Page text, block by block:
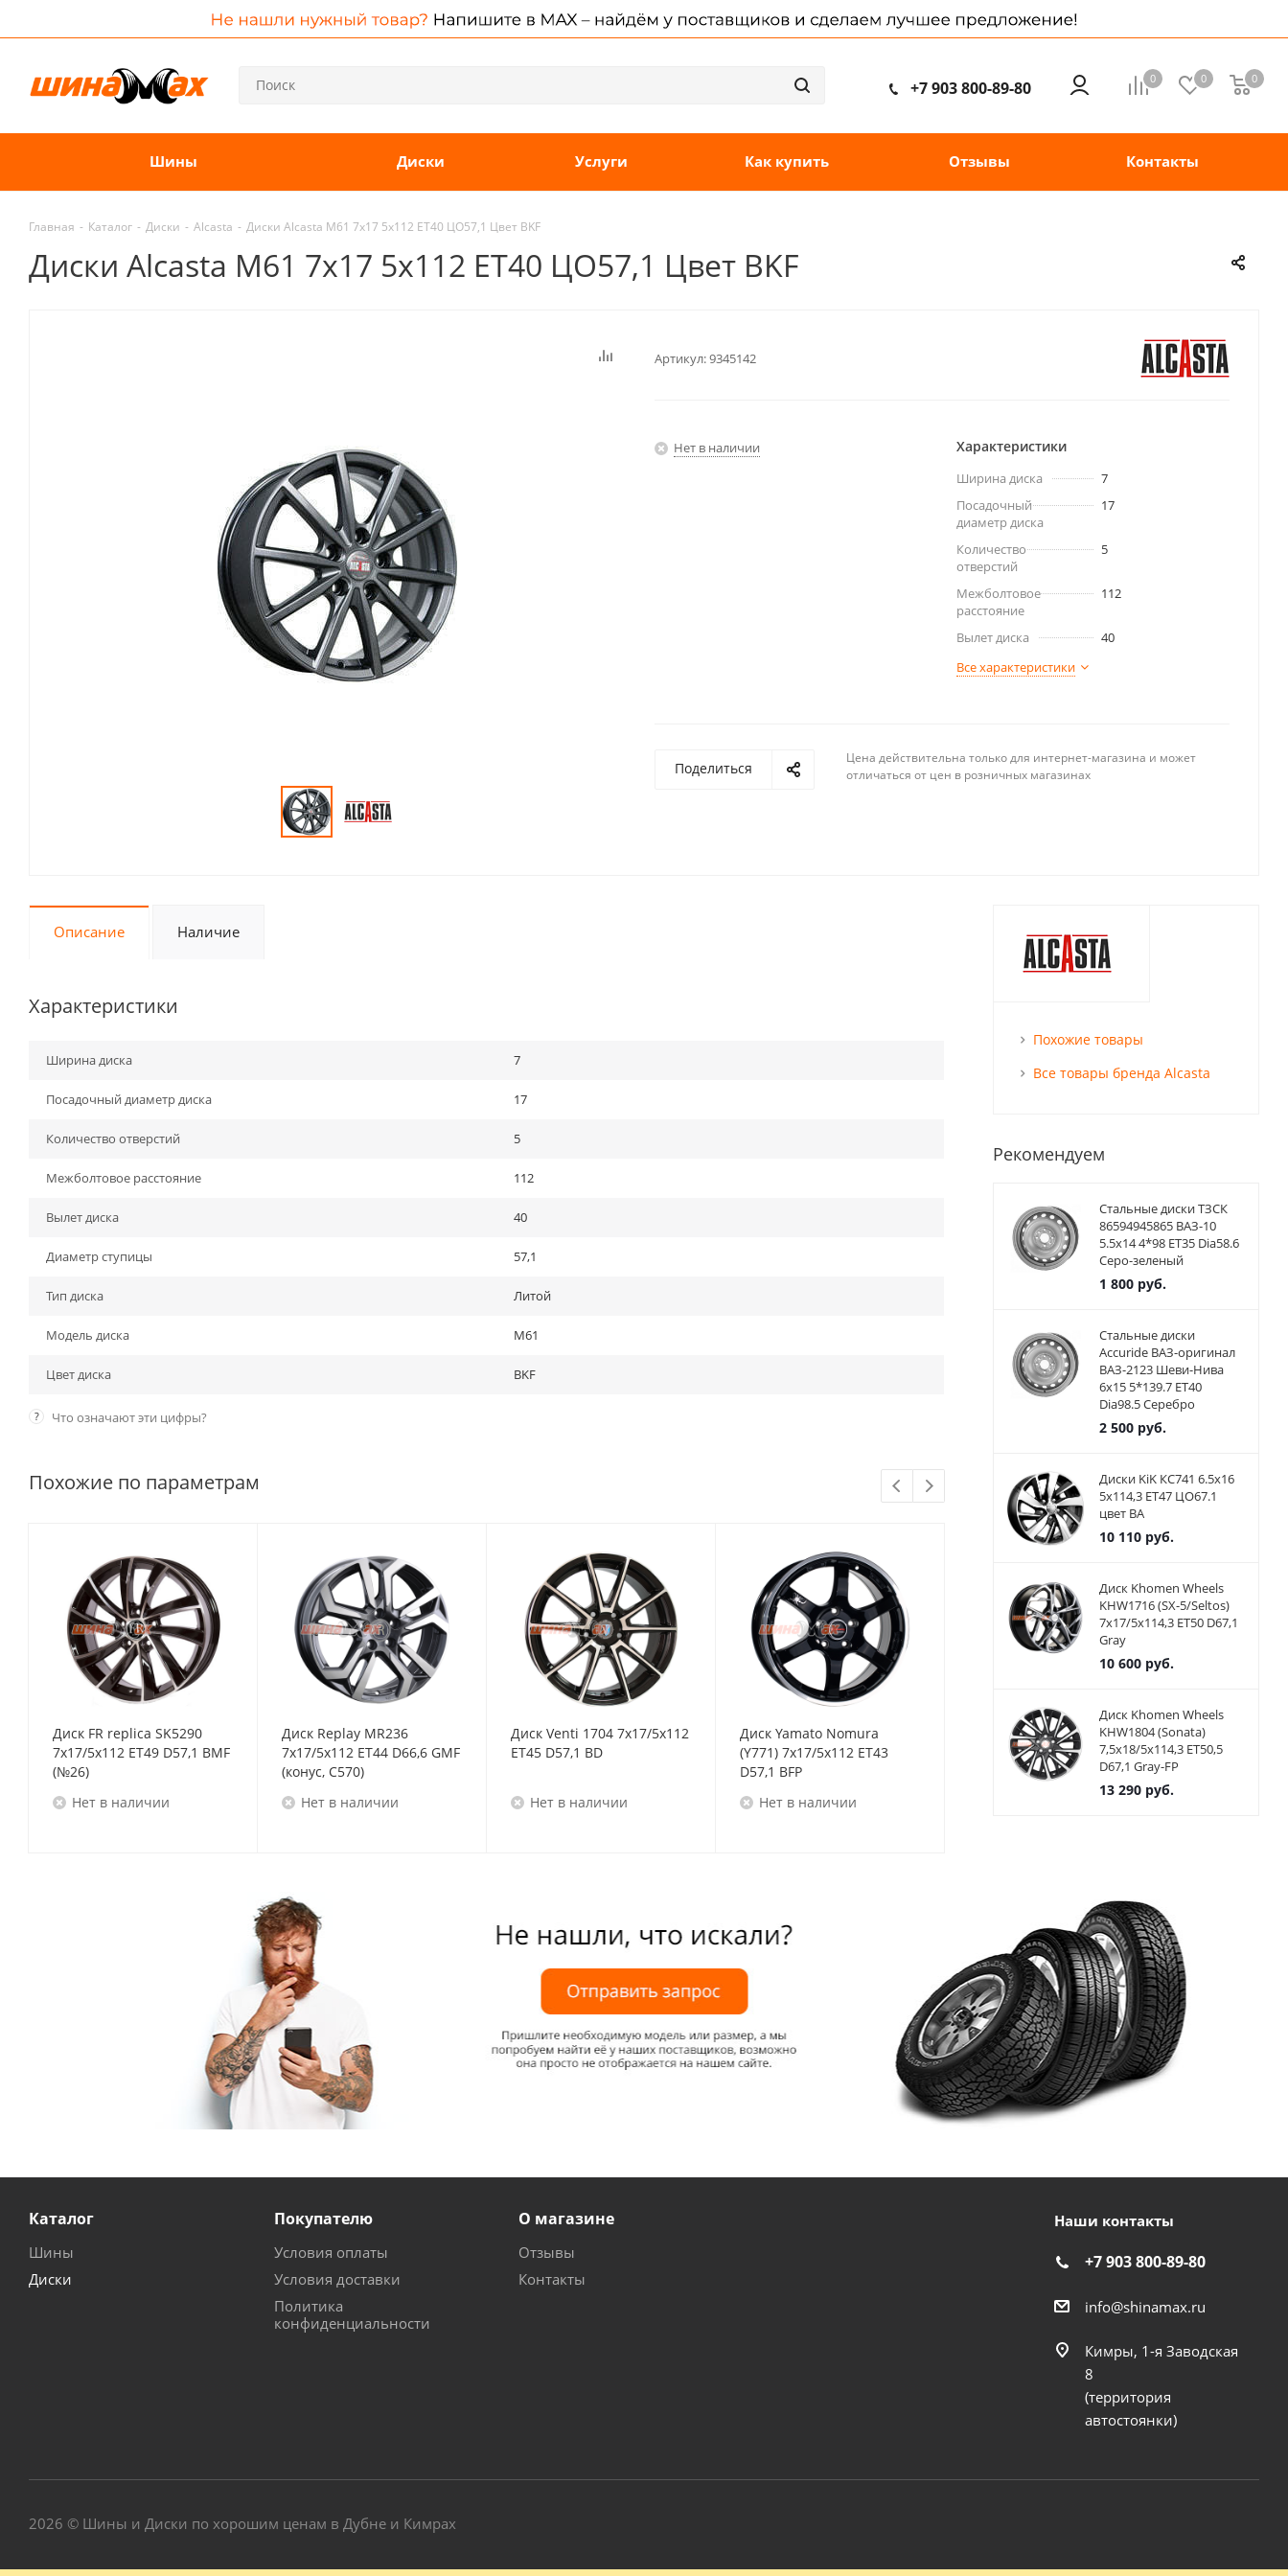
0 0 0
+7 903 800-89-80
Шины Диски Услуги Как купить Отзывы Контакты
Главная - Каталог - Диски - Alcasta - Диски Alcasta M61 7x17 5x112 ET40 ЦО57,1 Цвет BKF
Диски Alcasta M61 7x17 5x112 ET40 ЦО57,1 Цвет BKF
Артикул:9345142
Нет в наличии Характеристики
Ширина диска
7
Посадочный
диаметр диска
17
Количество
отверстий
5
Межболтовое
расстояние
112
Вылет диска
40
Все характеристики
Поделиться
Цена действительна только для интернет-магазина и может
отличаться от цен в розничных магазинах
Описание Наличие
Характеристики
Ширина диска 7
Посадочный диаметр диска 17
Количество отверстий 5
Межболтовое расстояние 112
Вылет диска 40
Диаметр ступицы 57,1
Тип диска Литой
Модель диска M61
Цвет диска BKF
? Что означают эти цифры?
Похожие по параметрам
Диск FR replica SK5290
7x17/5x112 ET49 D57,1 BMF
(№26)
Нет в наличии
Диск Replay MR236
7x17/5x112 ET44 D66,6 GMF
(конус, C570)
Нет в наличии
Диск Venti 1704 7x17/5x112
ET45 D57,1 BD
Нет в наличии
Диск Yamato Nomura
(Y771) 7x17/5x112 ET43
D57,1 BFP
Нет в наличии
Диск Yamato Sidzuoka
(Y7225) 7x17/5x112 ET45
D57,1 GMRW(EP)
Диск Yamato
(Y7224) 7x17/
Похожие товары
Все товары бренда Alcasta
Рекомендуем
Стальные диски ТЗСК
86594945865 ВАЗ-10
5.5x14 4*98 ET35 Dia58.6
Серо-зеленый
1 800руб.
Стальные диски
Accuride ВАЗ-оригинал
ВАЗ-2123 Шеви-Нива
6x15 5*139.7 ET40
Dia98.5 Серебро
2 500руб.
Диски KiK КС741 6.5x16
5x114,3 ET47 ЦО67.1
цвет BA
10 110руб.
Диск Khomen Wheels
KHW1716 (SX-5/Seltos)
7x17/5x114,3 ET50 D67,1
Gray
10 600руб.
Диск Khomen Wheels
KHW1804 (Sonata)
7,5x18/5x114,3 ET50,5
D67,1 Gray-FP
13 290руб.
Каталог
Шины
Диски
Покупателю
Условия оплаты
Условия доставки
Политика
конфиденциальности
О магазине
Отзывы
Контакты
Наши контакты
+7 903 800-89-80
info@shinamax.ru
Кимры, 1-я Заводская
8
(территория
автостоянки)
2026 © Шины и Диски по хорошим ценам в Дубне и Кимрах